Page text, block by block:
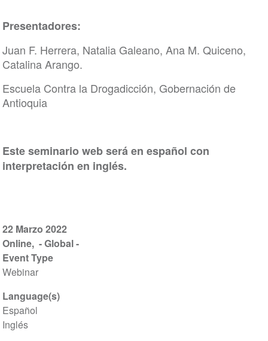
22 Marzo 2022
Online - Global -
Event Type
Webinar
Language(s)
Español
Inglés
Presentadores:
Juan F. Herrera, Natalia Galeano, Ana M. Quiceno,
Catalina Arango.
Escuela Contra la Drogadicción, Gobernación de
Antioquia
Este seminario web será en español con
interpretación en inglés.